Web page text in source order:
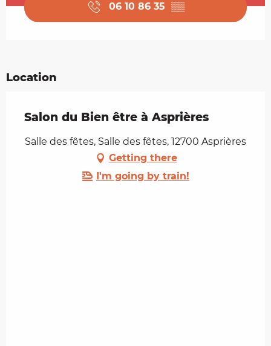
06 10 86 35 ▒▒
Location
Salon du Bien être à Asprières
Salle des fêtes, Salle des fêtes, 12700 Asprières
Getting there
I'm going by train!